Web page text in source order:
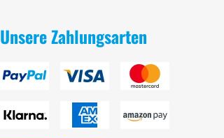
Unsere Zahlungsarten